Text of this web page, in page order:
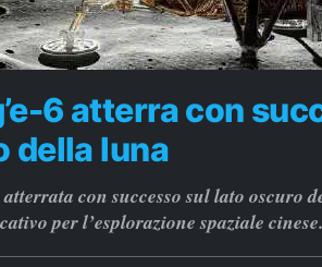
6 atterra con
della luna
atterrata con successo sul lato oscuro
per l’esplorazione spaziale cinese.